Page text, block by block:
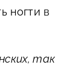
ногти в
так